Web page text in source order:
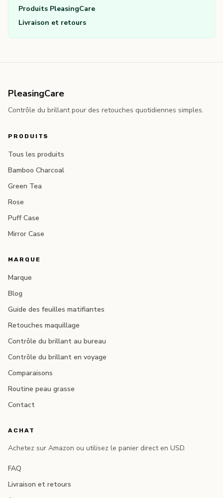
Produits PleasingCare
Livraison et retours
PleasingCare
Contrôle du brillant pour des retouches quotidiennes simples.
PRODUITS
Tous les produits
Bamboo Charcoal
Green Tea
Rose
Puff Case
Mirror Case
MARQUE
Marque
Blog
Guide des feuilles matifiantes
Retouches maquillage
Contrôle du brillant au bureau
Contrôle du brillant en voyage
Comparaisons
Routine peau grasse
Contact
ACHAT
Achetez sur Amazon ou utilisez le panier direct en USD.
FAQ
Livraison et retours